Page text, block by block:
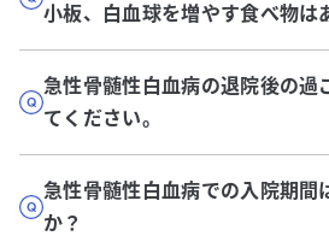
小板、白血球を増やす食べ物は
急性骨髄性白血病の退院後の過
てください。
急性骨髄性白血病での入院期間
か？